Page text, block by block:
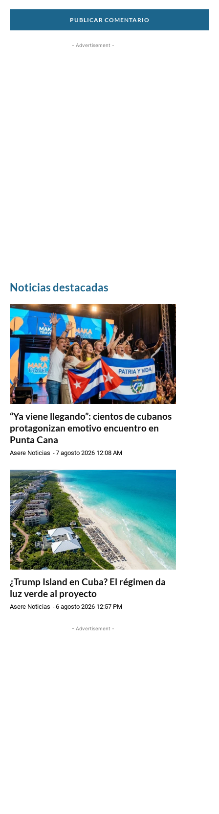
- Advertisement -
Noticias destacadas
“Ya viene llegando”: cientos de cubanos
protagonizan emotivo encuentro en
Punta Cana
Asere Noticias -7 agosto 2026 12:08 AM
¿Trump Island en Cuba? El régimen da
luz verde al proyecto
Asere Noticias -6 agosto 2026 12:57 PM
- Advertisement -